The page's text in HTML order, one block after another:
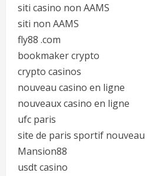
siti casino non AAMS
siti non AAMS
fly88 .com
bookmaker crypto
crypto casinos
nouveau casino en ligne
nouveaux casino en ligne
ufc paris
site de paris sportif nouveau
Mansion88
usdt casino